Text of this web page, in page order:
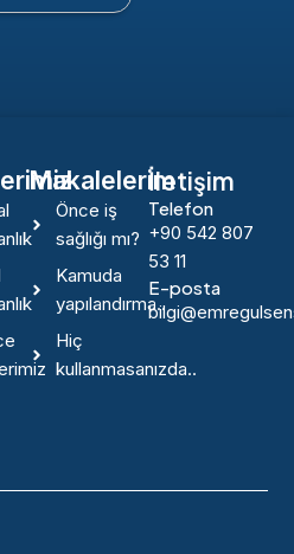
Makalelerim
Önce iş
sağlığı mı?
Kamuda
yapılandırma..
Hiç
kullanmasanızda..
İletişim
Telefon
+90 542 807
53 11
E-posta